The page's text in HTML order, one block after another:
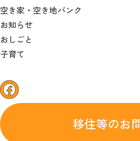
空き家・空き地バンク
お知らせ
おしごと
子育て
facebook
移住等のお